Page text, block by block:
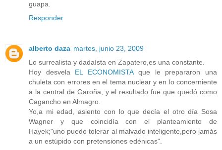
guapa.
Responder
alberto daza martes, junio 23, 2009
Lo surrealista y dadaísta en Zapatero,es una constante.
Hoy desvela EL ECONOMISTAque le prepararon una
chuleta con errores en el tema nuclear y en lo concerniente
a la central de Garoña, y el resultado fue que quedó como
Cagancho en Almagro.
Yo,a mi edad, asiento con lo que decía el otro día Sosa
Wagner y que coincidía con el planteamiento de
Hayek;"uno puedo tolerar al malvado inteligente,pero jamás
a un estúpido con pretensiones edénicas".